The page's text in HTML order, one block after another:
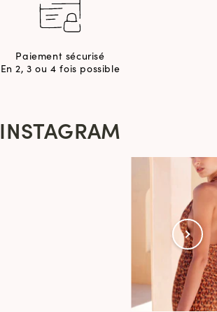
Paiement sécurisé
En 2, 3 ou 4 fois possible
INSTAGRAM